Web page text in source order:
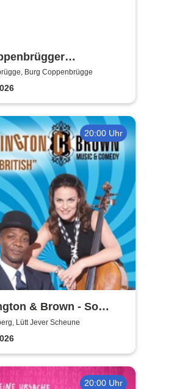
- Das Mittelalter
Burg Coppenbrügge
20:00 Uhr
& Brown - So
Lütt Jever Scheune
20:00 Uhr